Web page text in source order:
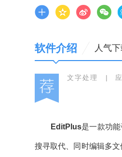
软件介绍 人气
文字处理 |
EditPlus是一款功
搜寻取代、同时编辑多